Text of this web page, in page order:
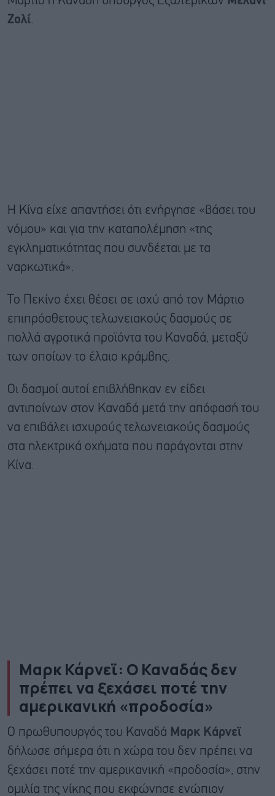
Ζολί.
Η Κίνα είχε απαντήσει ότι ενήργησε «βάσει του
νόμου» και για την καταπολέμηση «της
εγκληματικότητας που συνδέεται με τα
ναρκωτικά».
Το Πεκίνο έχει θέσει σε ισχύ από τον Μάρτιο
επιπρόσθετους τελωνειακούς δασμούς σε
πολλά αγροτικά προϊόντα του Καναδά, μεταξύ
των οποίων το έλαιο κράμβης.
Οι δασμοί αυτοί επιβλήθηκαν εν είδει
αντιποίνων στον Καναδά μετά την απόφασή του
να επιβάλει ισχυρούς τελωνειακούς δασμούς
στα ηλεκτρικά οχήματα που παράγονται στην
Κίνα.
Μαρκ Κάρνεϊ: Ο Καναδάς δεν
πρέπει να ξεχάσει ποτέ την
αμερικανική «προδοσία»
Ο πρωθυπουργός του Καναδά Μαρκ Κάρνεϊ
δήλωσε σήμερα ότι η χώρα του δεν πρέπει να
ξεχάσει ποτέ την αμερικανική «προδοσία», στην
ομιλία της νίκης που εκφώνησε ενώπιον